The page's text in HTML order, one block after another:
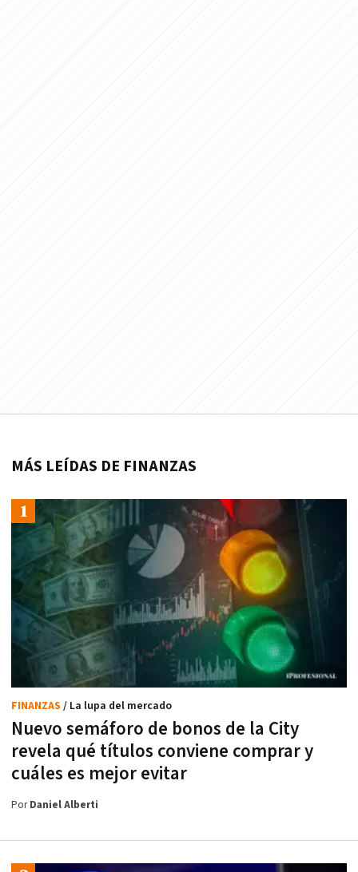
MÁS LEÍDAS DE FINANZAS
Nuevo semáforo de bonos de la City
revela qué títulos conviene comprar y
cuáles es mejor evitar
FINANZAS / La lupa del mercado
PorDaniel Alberti